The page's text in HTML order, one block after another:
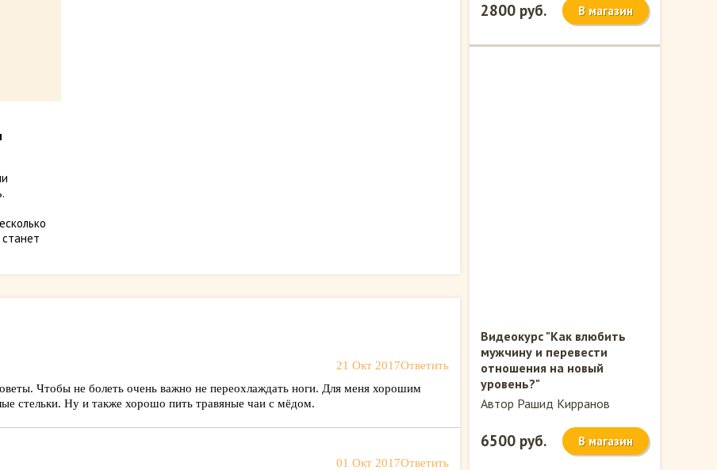
21 Окт 2017Ответить
Чтобы не болеть очень важно не переохлаждать ноги. Для меня хорошим
стельки. Ну и также хорошо пить травяные чаи с мёдом.
01 Окт 2017Ответить
2800 руб. В магазин
Видеокурс "Как влюбить
мужчину и перевести
отношения на новый
уровень?"
Автор Рашид Кирранов
6500 руб. В магазин